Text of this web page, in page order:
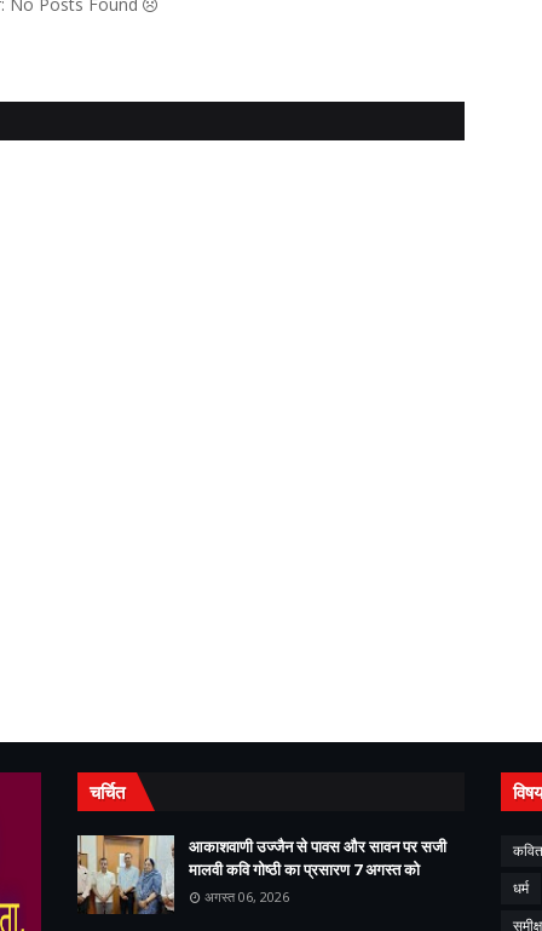
चर्चित
आकाशवाणी उज्जैन से पावस और सावन पर सजी
मालवी कवि गोष्ठी का प्रसारण 7 अगस्त को
अगस्त 06, 2026
विषय
धर्म